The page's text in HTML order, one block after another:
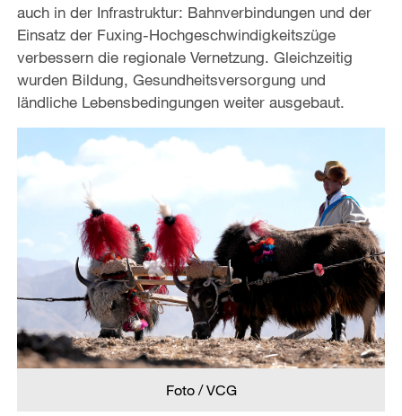
auch in der Infrastruktur: Bahnverbindungen und der
Einsatz der Fuxing-Hochgeschwindigkeitszüge
verbessern die regionale Vernetzung. Gleichzeitig
wurden Bildung, Gesundheitsversorgung und
ländliche Lebensbedingungen weiter ausgebaut.
Foto / VCG